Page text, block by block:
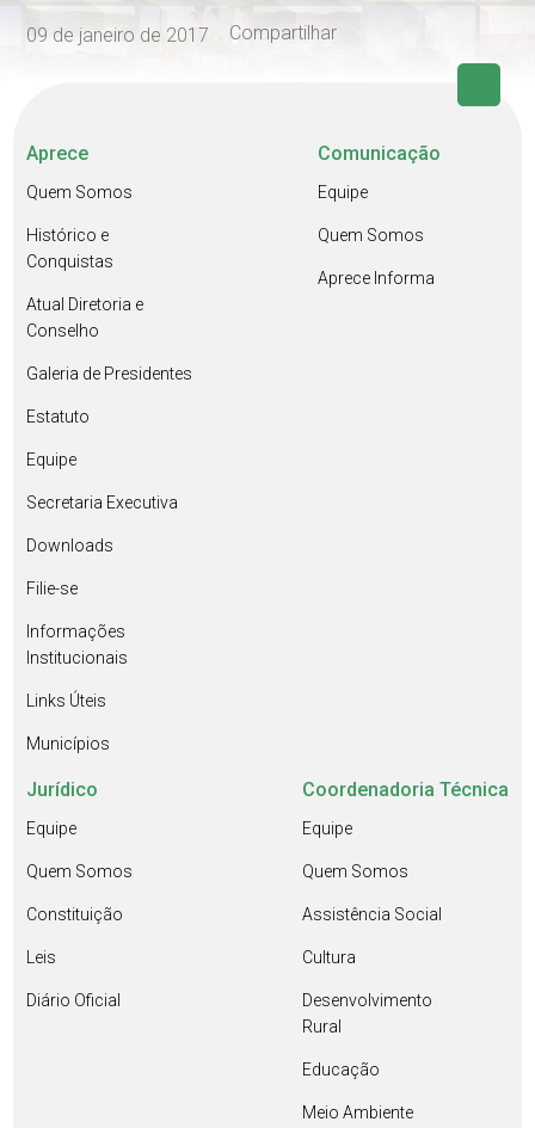
09 de janeiro de 2017 Compartilhar
Aprece
Quem Somos
Histórico e
Conquistas
Atual Diretoria e
Conselho
Galeria de Presidentes
Estatuto
Equipe
Secretaria Executiva
Downloads
Filie-se
Informações
Institucionais
Links Úteis
Municípios
Comunicação
Equipe
Quem Somos
Aprece Informa
Jurídico
Equipe
Quem Somos
Constituição
Leis
Diário Oficial
Coordenadoria Técnica
Equipe
Quem Somos
Assistência Social
Cultura
Desenvolvimento
Rural
Educação
Meio Ambiente